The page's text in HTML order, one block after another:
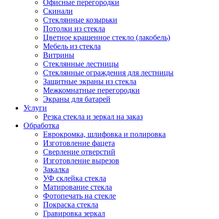
Офисные перегородки
Скинали
Стеклянные козырьки
Потолки из стекла
Цветное крашенное стекло (лакобель)
Мебель из стекла
Витрины
Стеклянные лестницы
Стеклянные ограждения для лестницы
Защитные экраны из стекла
Межкомнатные перегородки
Экраны для батарей
Услуги
Резка стекла и зеркал на заказ
Обработка
Еврокромка, шлифовка и полировка
Изготовление фацета
Сверление отверстий
Изготовление вырезов
Закалка
УФ склейка стекла
Матирование стекла
Фотопечать на стекле
Покраска стекла
Гравировка зеркал